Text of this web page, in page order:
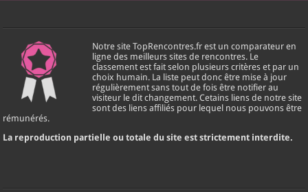
Notre site TopRencontres.fr est un comparateur en
ligne des meilleurs sites de rencontres. Le
classement est fait selon plusieurs critères et par un
choix humain. La liste peut donc être mise à jour
régulièrement sans tout de fois être notifier au
visiteur le dit changement. Cetains liens de notre site
sont des liens affiliés pour lequel nous pouvons être
rémunérés.
La reproduction partielle ou totale du site est strictement interdite.